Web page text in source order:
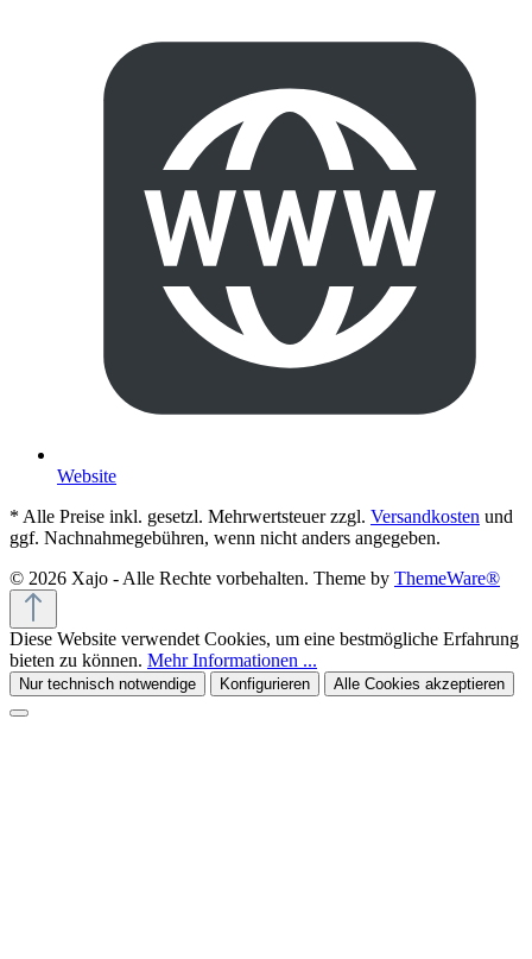
Website
* Alle Preise inkl. gesetzl. Mehrwertsteuer zzgl. Versandkosten und
ggf. Nachnahmegebühren, wenn nicht anders angegeben.
© 2026 Xajo - Alle Rechte vorbehalten. Theme by ThemeWare®
Diese Website verwendet Cookies, um eine bestmögliche Erfahrung
bieten zu können. Mehr Informationen ...
Nur technisch notwendige Konfigurieren Alle Cookies akzeptieren